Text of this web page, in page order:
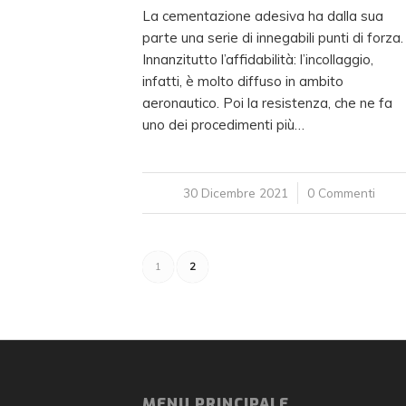
La cementazione adesiva ha dalla sua
parte una serie di innegabili punti di forza.
Innanzitutto l’affidabilità: l’incollaggio,
infatti, è molto diffuso in ambito
aeronautico. Poi la resistenza, che ne fa
uno dei procedimenti più…
30 Dicembre 2021
/ 0 Commenti
1 2